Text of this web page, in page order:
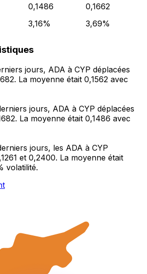
0,1486
0,1662
3,16% 3,69%
jours, ADA à CYP déplacées
La moyenne était 0,1562 avec
jours, ADA à CYP déplacées
La moyenne était 0,1486 avec
jours, les ADA à CYP
et 0,2400. La moyenne était
volatilité.
toutes les fonctionnalités
transferts d'argent internationaux
devises. Convertissez des devises,
de taux et transférez de